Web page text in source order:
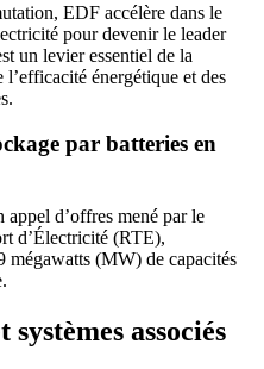
EDF accélère dans le
pour devenir le leader
un levier essentiel de la
énergétique et des
par batteries en
d’offres mené par le
d’Électricité (RTE),
mégawatts (MW) de capacités
associés